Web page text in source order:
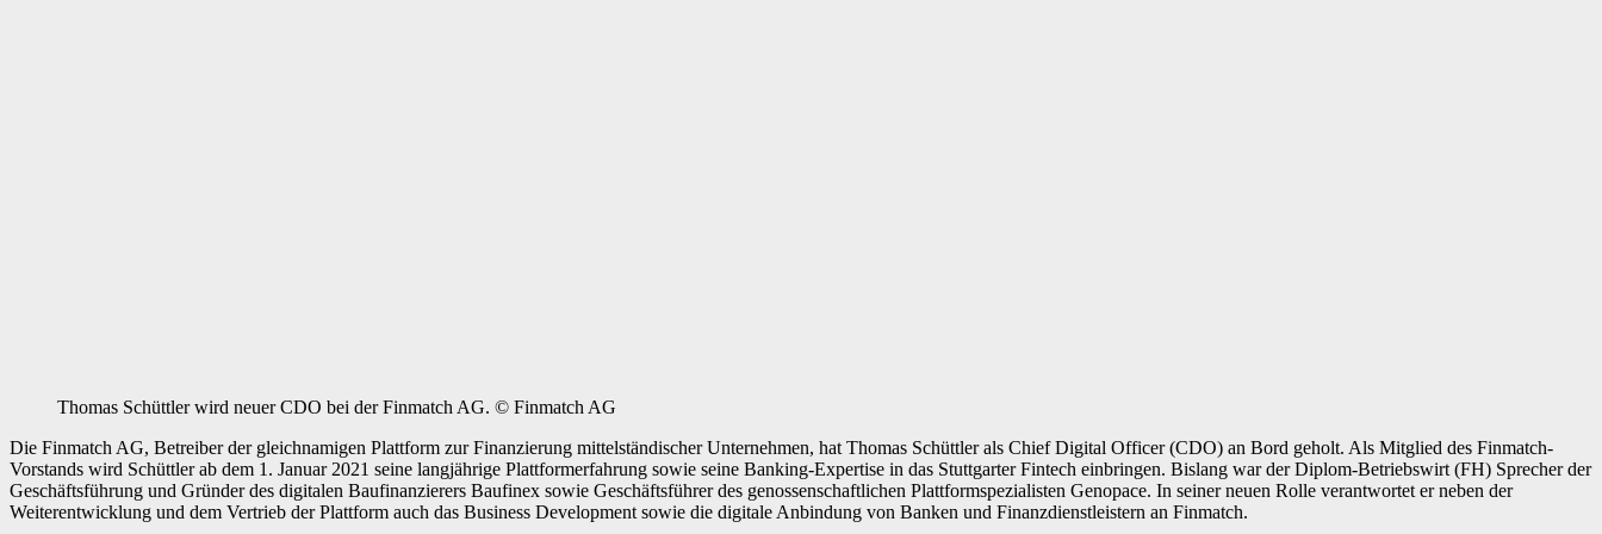
Thomas Schüttler wird neuer CDO bei der Finmatch AG. © Finmatch AG
Die Finmatch AG, Betreiber der gleichnamigen Plattform zur Finanzierung mittelständischer Unternehmen, hat Thomas Schüttler als Chief Digital Officer (CDO) an Bord geholt. Als Mitglied des Finmatch-
Vorstands wird Schüttler ab dem 1. Januar 2021 seine langjährige Plattformerfahrung sowie seine Banking-Expertise in das Stuttgarter Fintech einbringen. Bislang war der Diplom-Betriebswirt (FH) Sprecher der
Geschäftsführung und Gründer des digitalen Baufinanzierers Baufinex sowie Geschäftsführer des genossenschaftlichen Plattformspezialisten Genopace. In seiner neuen Rolle verantwortet er neben der
Weiterentwicklung und dem Vertrieb der Plattform auch das Business Development sowie die digitale Anbindung von Banken und Finanzdienstleistern an Finmatch.